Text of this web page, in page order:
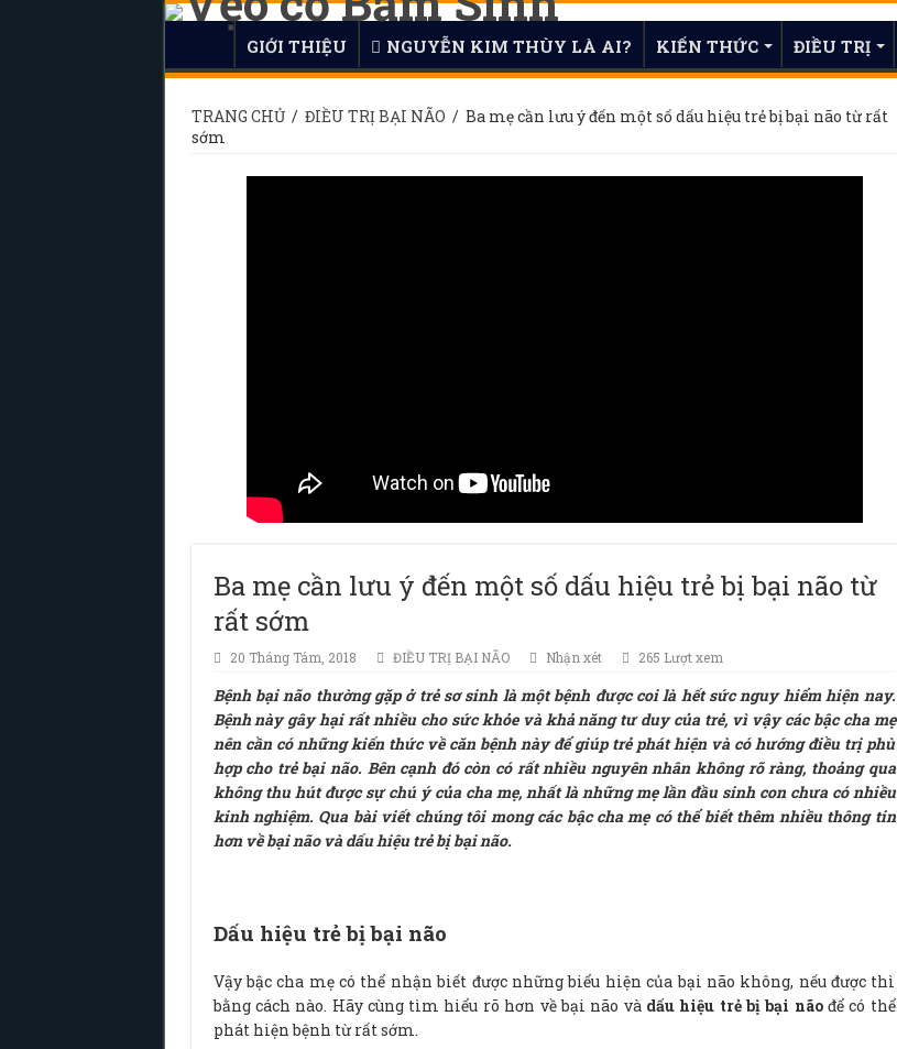
GIỚI THIỆU NGUYỄN KIM THÙY LÀ AI? KIẾN THỨC ĐIỀU TRỊ
TRANG CHỦ / ĐIỀU TRỊ BẠI NÃO / Ba mẹ cần lưu ý đến một số dấu hiệu trẻ bị bại não từ rất
sớm
Ba mẹ cần lưu ý đến một số dấu hiệu trẻ bị bại não từ
rất sớm
20 Tháng Tám, 2018 ĐIỀU TRỊ BẠI NÃO Nhận xét 265 Lượt xem
Bệnh bại não thường gặp ở trẻ sơ sinh là một bệnh được coi là hết sức nguy hiểm hiện nay.
Bệnh này gây hại rất nhiều cho sức khỏe và khả năng tư duy của trẻ, vì vậy các bậc cha mẹ
nên cần có những kiến thức về căn bệnh này để giúp trẻ phát hiện và có hướng điều trị phù
hợp cho trẻ bại não. Bên cạnh đó còn có rất nhiều nguyên nhân không rõ ràng, thoảng qua
không thu hút được sự chú ý của cha mẹ, nhất là những mẹ lần đầu sinh con chưa có nhiều
kinh nghiệm. Qua bài viết chúng tôi mong các bậc cha mẹ có thể biết thêm nhiều thông tin
hơn về bại não và dấu hiệu trẻ bị bại não.
Dấu hiệu trẻ bị bại não
Vậy bậc cha mẹ có thể nhận biết được những biểu hiện của bại não không, nếu được thì
bằng cách nào. Hãy cùng tìm hiểu rõ hơn về bại não và dấu hiệu trẻ bị bại nãođể có thể
phát hiện bệnh từ rất sớm.